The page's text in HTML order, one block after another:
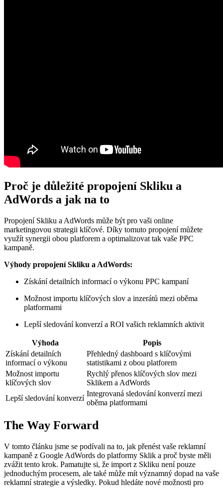
Proč je důležité propojení Skliku a
AdWords a jak na to
Propojení Skliku a AdWords může být pro vaši online
marketingovou strategii klíčové. Díky tomuto propojení můžete
využít synergii obou platforem a optimalizovat tak vaše PPC
kampaně.
Výhody propojení Skliku a AdWords:
Získání detailních informací o výkonu PPC kampaní
Možnost importu klíčových slov a inzerátů mezi oběma
platformami
Lepší sledování konverzí a ROI vašich reklamních aktivit
Výhoda
Popis
Získání detailních
informací o výkonu
Přehledný dashboard s klíčovými
statistikami z obou platforem
Možnost importu
klíčových slov
Rychlý přenos klíčových slov mezi
Sklikem a AdWords
Lepší sledování konverzí
Integrovaná sledování konverzí mezi
oběma platformami
The Way Forward
V tomto článku jsme se podívali na to, jak přenést vaše reklamní
kampaně z Google AdWords do platformy Sklik a proč byste měli
zvážit tento krok. Pamatujte si, že import z Skliku není pouze
jednoduchým procesem, ale také může mít významný dopad na vaše
reklamní strategie a výsledky. Pokud hledáte nové možnosti pro